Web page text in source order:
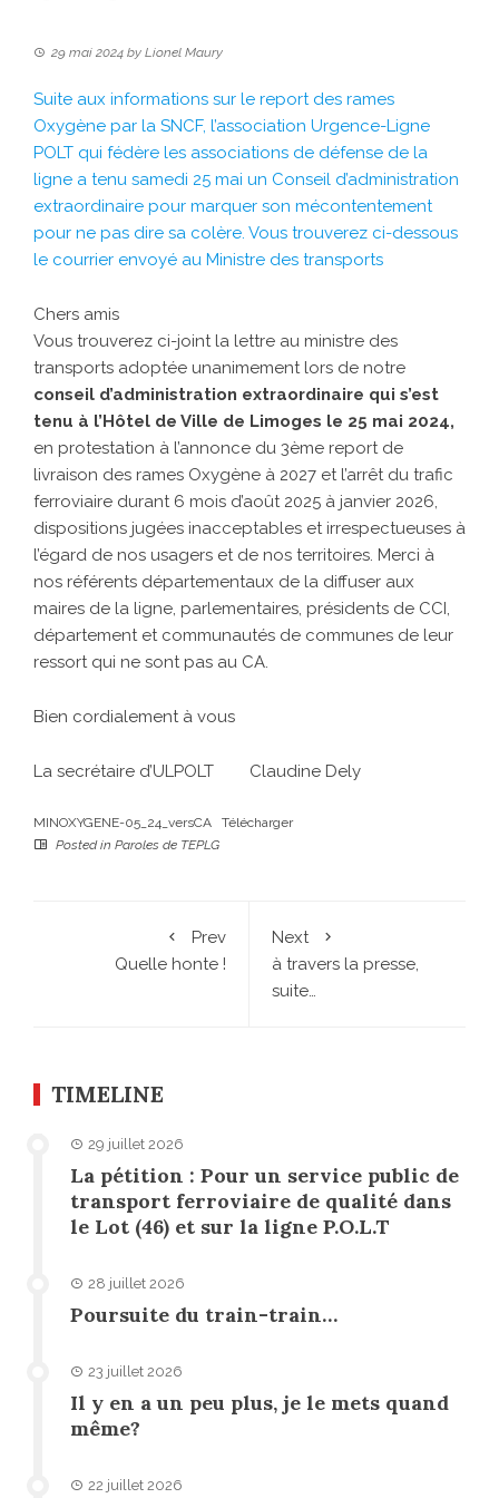
29 mai 2024 by Lionel Maury
Suite aux informations sur le report des rames
Oxygène par la SNCF, l’association Urgence-Ligne
POLT qui fédère les associations de défense de la
ligne a tenu samedi 25 mai un Conseil d’administration
extraordinaire pour marquer son mécontentement
pour ne pas dire sa colère. Vous trouverez ci-dessous
le courrier envoyé au Ministre des transports
Chers amis
Vous trouverez ci-joint la lettre au ministre des
transports adoptée unanimement lors de notre
conseil d’administration extraordinaire qui s’est
tenu à l’Hôtel de Ville de Limoges le 25 mai 2024,
en protestation à l’annonce du 3ème report de
livraison des rames Oxygène à 2027 et l’arrêt du trafic
ferroviaire durant 6 mois d’août 2025 à janvier 2026,
dispositions jugées inacceptables et irrespectueuses à
l’égard de nos usagers et de nos territoires. Merci à
nos référents départementaux de la diffuser aux
maires de la ligne, parlementaires, présidents de CCI,
département et communautés de communes de leur
ressort qui ne sont pas au CA.
Bien cordialement à vous
La secrétaire d’ULPOLT Claudine Dely
MINOXYGENE-05_24_versCA
Télécharger
Posted in Paroles de TEPLG
Prev
Quelle honte !
Next
à travers la presse,
suite…
TIMELINE
29 juillet 2026
La pétition : Pour un service public de
transport ferroviaire de qualité dans
le Lot (46) et sur la ligne P.O.L.T
28 juillet 2026
Poursuite du train-train…
23 juillet 2026
Il y en a un peu plus, je le mets quand
même?
22 juillet 2026